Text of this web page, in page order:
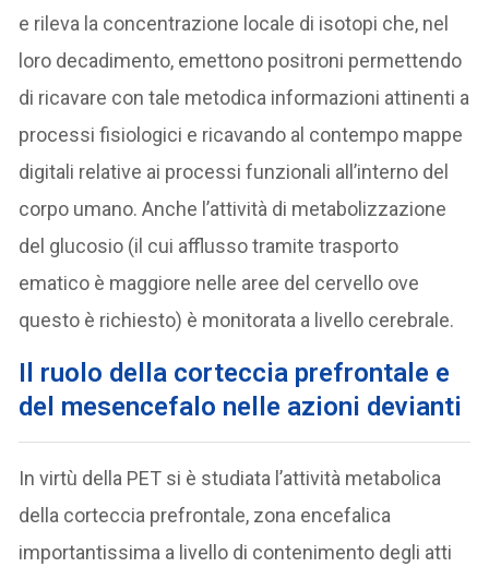
e rileva la concentrazione locale di isotopi che, nel
loro decadimento, emettono positroni permettendo
di ricavare con tale metodica informazioni attinenti a
processi fisiologici e ricavando al contempo mappe
digitali relative ai processi funzionali all’interno del
corpo umano. Anche l’attività di metabolizzazione
del glucosio (il cui afflusso tramite trasporto
ematico è maggiore nelle aree del cervello ove
questo è richiesto) è monitorata a livello cerebrale.
Il ruolo della corteccia prefrontale e
del mesencefalo nelle azioni devianti
In virtù della PET si è studiata l’attività metabolica
della corteccia prefrontale, zona encefalica
importantissima a livello di contenimento degli atti